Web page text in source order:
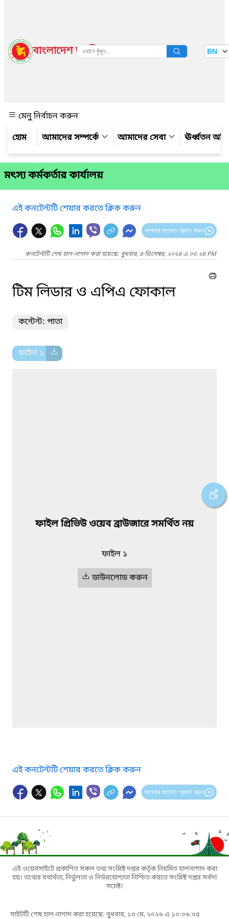
বাংলাদেশ জাতীয় তথ্য বাতায়ন BN
মেনু নির্বাচন করুন
আমাদের সম্পর্কে
আমাদের সেবা ঊর্ধ্বতন
মৎস্য কর্মকর্তার কার্যালয়
এই কনটেন্টটি শেয়ার করতে ক্লিক করুন
আপনার মতামত প্রদান করুন
কনটেন্টটি শেষ হাল-নাগাদ করা হয়েছে: বুধবার, ৪ ডিসেম্বর, ২০২৪ এ ০৩:২৪ PM
টিম লিডার ও এপিএ ফোকাল
কন্টেন্ট: পাতা
ফাইল ১
ফাইল প্রিভিউ ওয়েব ব্রাউজারে সমর্থিত নয়
ফাইল ১
ডাউনলোড করুন
এই কনটেন্টটি শেয়ার করতে ক্লিক করুন
আপনার মতামত প্রদান করুন
এই ওয়েবসাইটে প্রকাশিত সকল তথ্য সংশ্লিষ্ট দপ্তর কর্তৃক নিয়মিত হালনাগাদ করা
হয়। তথ্যের যথার্থতা, নির্ভুলতা ও নির্ভরযোগ্যতা নিশ্চিত করতে সংশ্লিষ্ট দপ্তর সর্বদা
সচেষ্ট।
সাইটটি শেষ হাল-নাগাদ করা হয়েছে: বুধবার, ১৩ মে, ২০২৬ এ ১০:০৬:০৫